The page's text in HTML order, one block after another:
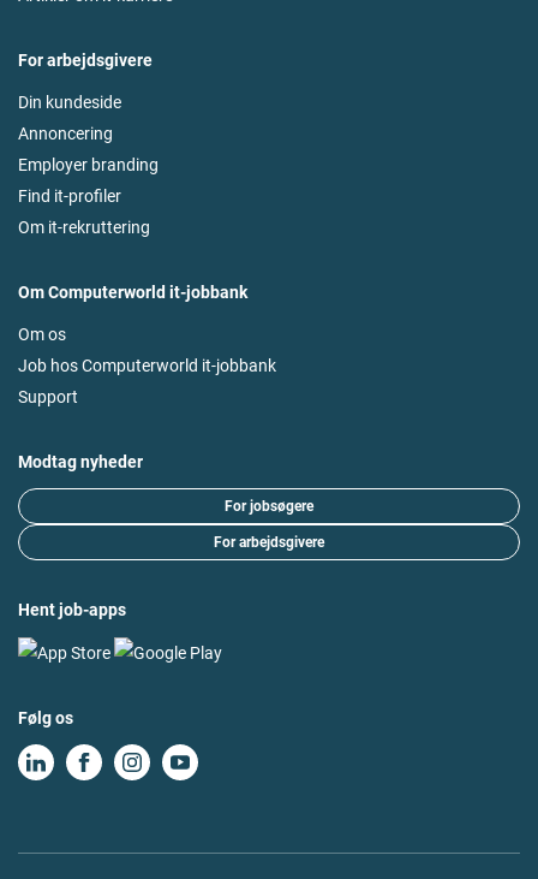
For arbejdsgivere
Din kundeside
Annoncering
Employer branding
Find it-profiler
Om it-rekruttering
Om Computerworld it-jobbank
Om os
Job hos Computerworld it-jobbank
Support
Modtag nyheder
For jobsøgere
For arbejdsgivere
Hent job-apps
Følg os